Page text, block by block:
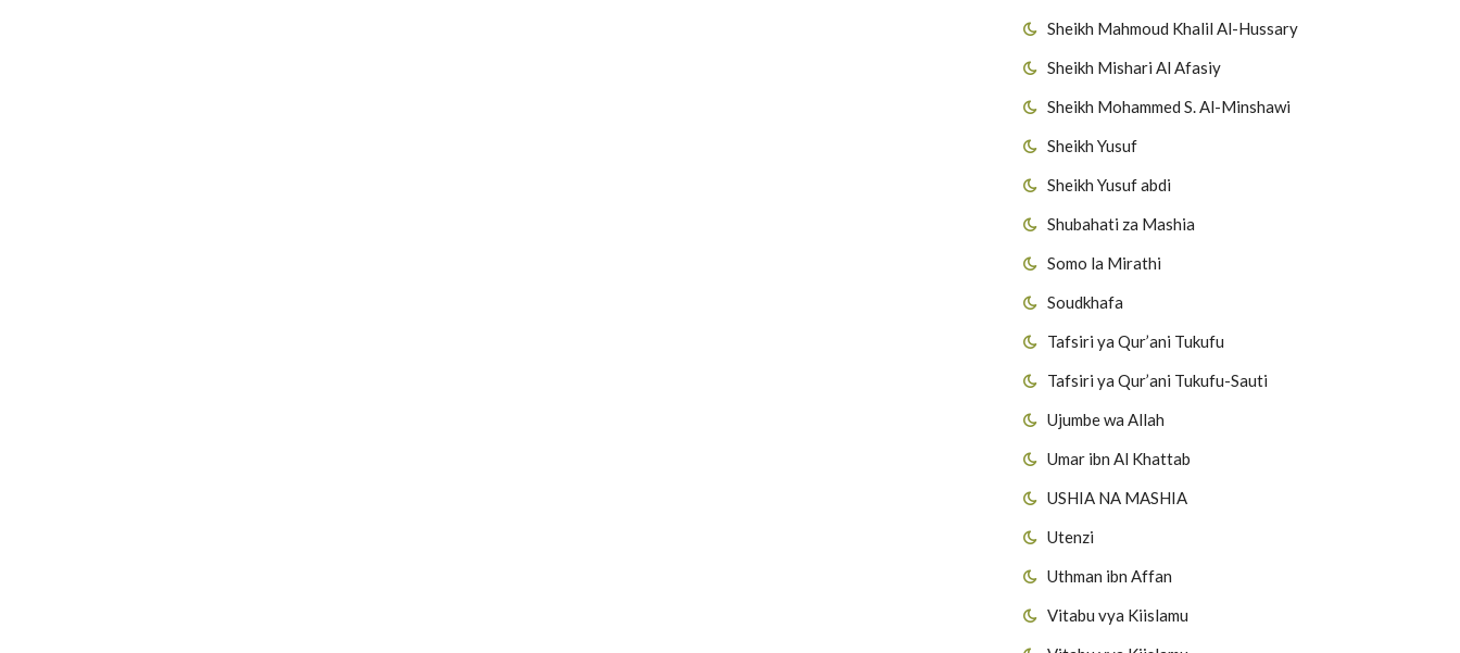
Sheikh Mahmoud Khalil Al-Hussary
Sheikh Mishari Al Afasiy
Sheikh Mohammed S. Al-Minshawi
Sheikh Yusuf
Sheikh Yusuf abdi
Shubahati za Mashia
Somo la Mirathi
Soudkhafa
Tafsiri ya Qur’ani Tukufu
Tafsiri ya Qur’ani Tukufu-Sauti
Ujumbe wa Allah
Umar ibn Al Khattab
USHIA NA MASHIA
Utenzi
Uthman ibn Affan
Vitabu vya Kiislamu